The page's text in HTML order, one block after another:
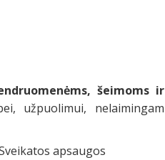
šeimoms ir
užpuolimui, nelaimingam
apsaugos